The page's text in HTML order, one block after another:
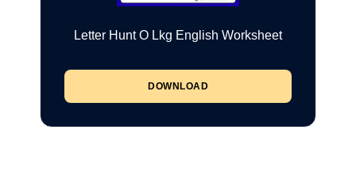
Letter Hunt O Lkg English Worksheet
DOWNLOAD